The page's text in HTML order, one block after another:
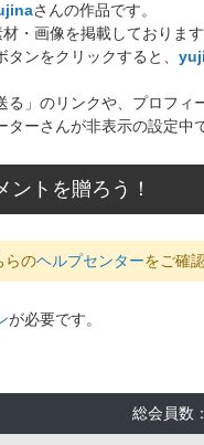
さんの作品です。
・画像を掲載しておりま
ンをクリックすると、
る」のリンクや、プロフィ
ーさんが非表示の設定中
トを贈ろう！
らのヘルプセンターをご確
が必要です。
総会員数